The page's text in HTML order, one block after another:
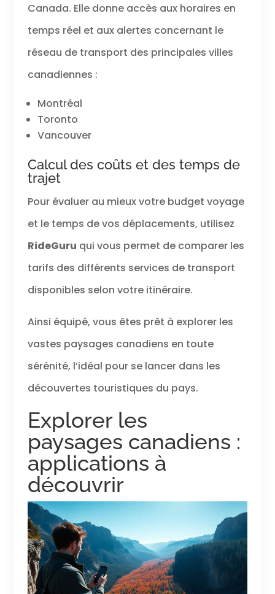
Canada. Elle donne accès aux horaires en
temps réel et aux alertes concernant le
réseau de transport des principales villes
canadiennes :
Montréal
Toronto
Vancouver
Calcul des coûts et des temps de
trajet
Pour évaluer au mieux votre budget voyage
et le temps de vos déplacements, utilisez
RideGuru qui vous permet de comparer les
tarifs des différents services de transport
disponibles selon votre itinéraire.
Ainsi équipé, vous êtes prêt à explorer les
vastes paysages canadiens en toute
sérénité, l’idéal pour se lancer dans les
découvertes touristiques du pays.
Explorer les
paysages canadiens :
applications à
découvrir